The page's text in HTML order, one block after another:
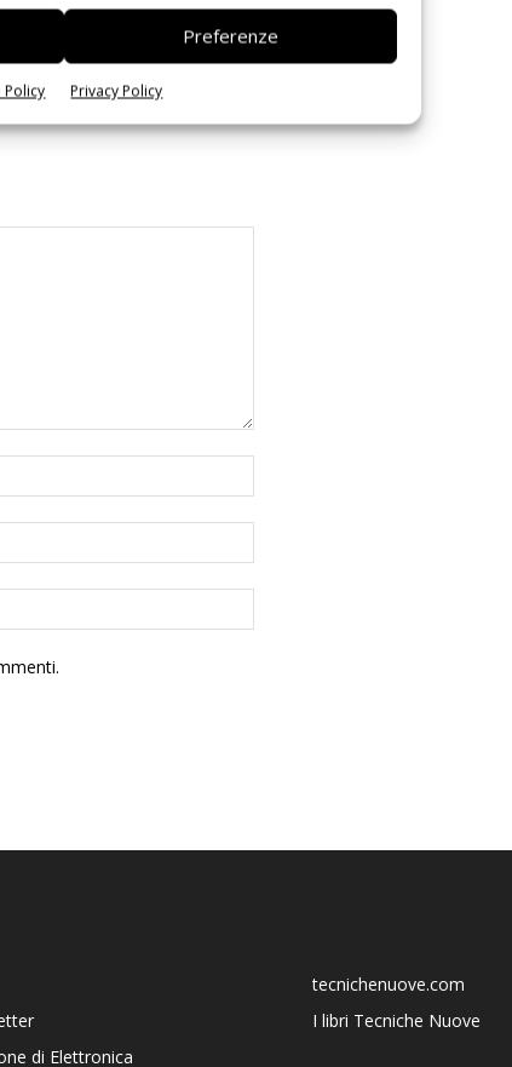
Preferenze
Policy Privacy Policy
Siemens e NVIDIA insieme sull’IA
di Elettronica
tecnichenuove.com
I libri Tecniche Nuove